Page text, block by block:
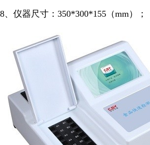
8、仪器尺寸：350*300*155（mm）；